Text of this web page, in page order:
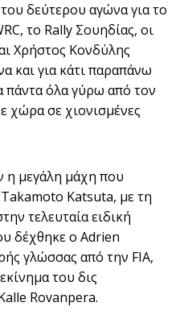
δεύτερου αγώνα για το
το Rally Σουηδίας, οι
Χρήστος Κονδύλης
και για κάτι παραπάνω
πάντα όλα γύρω από τον
χώρα σε χιονισμένες
η μεγάλη μάχη που
Katsuta, με τη
τελευταία ειδική
δέχθηκε ο Adrien
γλώσσας από την FIA,
του δις
Rovanpera.